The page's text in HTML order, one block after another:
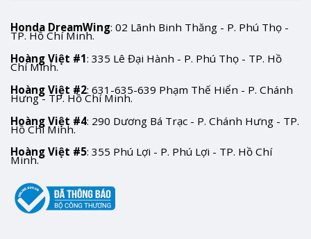
Honda DreamWing: 02 Lãnh Binh Thăng - P. Phú Thọ -
TP. Hồ Chí Minh.
Hoàng Việt #1: 335 Lê Đại Hành - P. Phú Thọ - TP. Hồ
Chí Minh.
Hoàng Việt #2: 631-635-639 Phạm Thế Hiển - P. Chánh
Hưng - TP. Hồ Chí Minh.
Hoàng Việt #4: 290 Dương Bá Trạc - P. Chánh Hưng - TP.
Hồ Chí Minh.
Hoàng Việt #5: 355 Phú Lợi - P. Phú Lợi - TP. Hồ Chí
Minh.